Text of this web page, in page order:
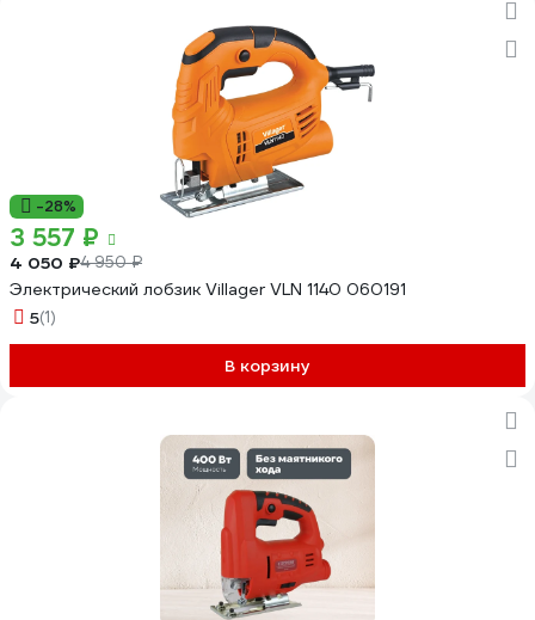
-28%
3 557 ₽
4 050 ₽4 950 ₽
Электрический лобзик Villager VLN 1140 060191
5(1)
В корзину